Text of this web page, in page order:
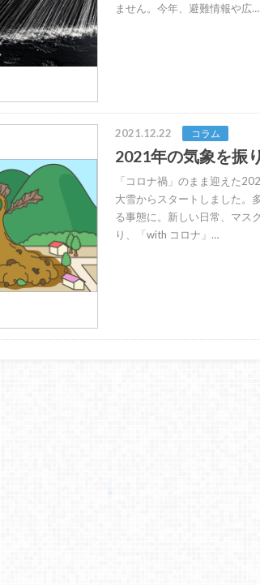
ません。今年、避難情報や広…
2021.12.22 コラム
2021年の気象を振
「コロナ禍」のまま迎えた
大雪からスタートしました。
る事態に。新しい日常、マス
り、「with コロナ」…